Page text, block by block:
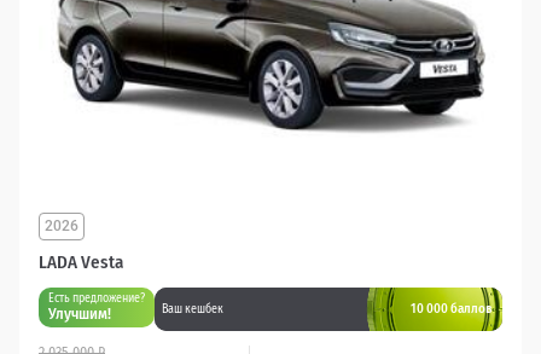
LADA Vesta
2026
Есть предложение?
Улучшим! Ваш кешбек 10 000 баллов